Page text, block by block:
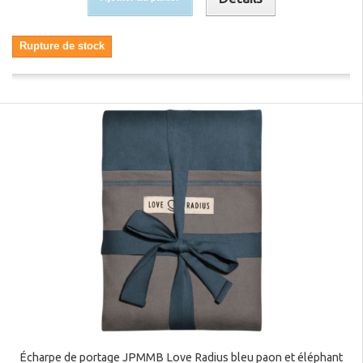
Rupture de stock
Écharpe de portage JPMMB Love Radius bleu paon et éléphant